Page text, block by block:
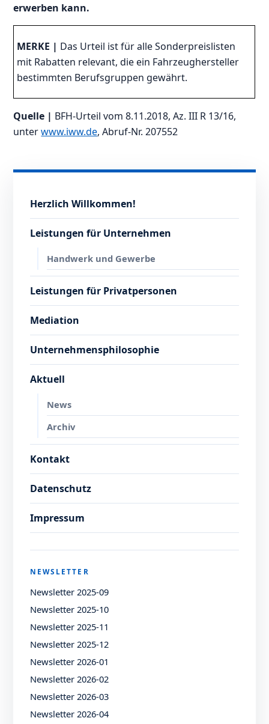
erwerben kann.
MERKE | Das Urteil ist für alle Sonderpreislisten
mit Rabatten relevant, die ein Fahrzeughersteller
bestimmten Berufsgruppen gewährt.
Quelle | BFH-Urteil vom 8.11.2018, Az. III R 13/16,
unterwww.iww.de, Abruf-Nr. 207552
Herzlich Willkommen!
Leistungen für Unternehmen
Handwerk und Gewerbe
Leistungen für Privatpersonen
Mediation
Unternehmensphilosophie
Aktuell
News
Archiv
Kontakt
Datenschutz
Impressum
NEWSLETTER
Newsletter 2025-09
Newsletter 2025-10
Newsletter 2025-11
Newsletter 2025-12
Newsletter 2026-01
Newsletter 2026-02
Newsletter 2026-03
Newsletter 2026-04